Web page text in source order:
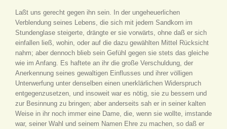
Laßt uns gerecht gegen ihn sein. In der ungeheuerlichen
Verblendung seines Lebens, die sich mit jedem Sandkorn im
Stundenglase steigerte, drängte er sie vorwärts, ohne daß er sich
einfallen ließ, wohin, oder auf die dazu gewählten Mittel Rücksicht
nahm; aber dennoch blieb sein Gefühl gegen sie stets das gleiche
wie im Anfang. Es haftete an ihr die große Verschuldung, der
Anerkennung seines gewaltigen Einflusses und ihrer völligen
Unterwerfung unter denselben einen unerklärlichen Widerspruch
entgegenzusetzen, und insoweit war es nötig, sie zu bessern und
zur Besinnung zu bringen; aber anderseits sah er in seiner kalten
Weise in ihr noch immer eine Dame, die, wenn sie wollte, imstande
war, seiner Wahl und seinem Namen Ehre zu machen, so daß er